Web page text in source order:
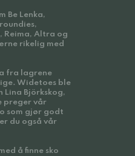
Be Lenka,
Reima, Altra og
rikelig med
fra lagrene
Widetoes ble
Björkskog,
preger vår
som gjør godt
du også vår
å finne sko